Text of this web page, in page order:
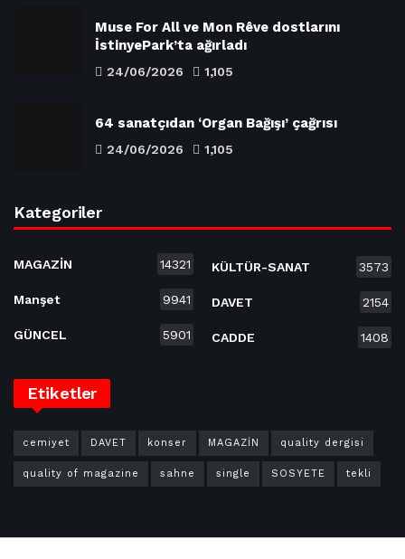
Muse For All ve Mon Rêve dostlarını
İstinyePark’ta ağırladı
24/06/2026 1,105
64 sanatçıdan ‘Organ Bağışı’ çağrısı
24/06/2026 1,105
Kategoriler
MAGAZİN 14321
Manşet 9941
GÜNCEL 5901
KÜLTÜR-SANAT 3573
DAVET 2154
CADDE 1408
Etiketler
cemiyet DAVET konser MAGAZİN quality dergisi
quality of magazine sahne single SOSYETE tekli